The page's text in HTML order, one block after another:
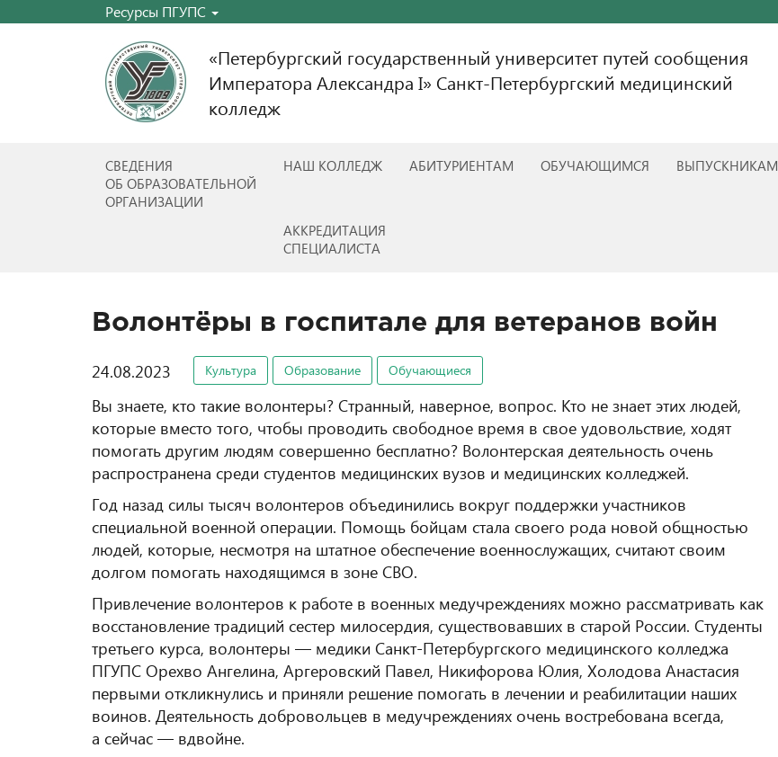
Ресурсы ПГУПС
«Петербургский государственный университет путей сообщения
Императора Александра I» Санкт-Петербургский медицинский
колледж
СВЕДЕНИЯ
ОБ ОБРАЗОВАТЕЛЬНОЙ
ОРГАНИЗАЦИИ
НАШ КОЛЛЕДЖ АБИТУРИЕНТАМ ОБУЧАЮЩИМСЯ ВЫПУСКНИКАМ
АККРЕДИТАЦИЯ
СПЕЦИАЛИСТА
Волонтёры в госпитале для ветеранов войн
24.08.2023 Культура Образование Обучающиеся
Вы знаете, кто такие волонтеры? Странный, наверное, вопрос. Кто не знает этих людей,
которые вместо того, чтобы проводить свободное время в свое удовольствие, ходят
помогать другим людям совершенно бесплатно? Волонтерская деятельность очень
распространена среди студентов медицинских вузов и медицинских колледжей.
Год назад силы тысяч волонтеров объединились вокруг поддержки участников
специальной военной операции. Помощь бойцам стала своего рода новой общностью
людей, которые, несмотря на штатное обеспечение военнослужащих, считают своим
долгом помогать находящимся в зоне СВО.
Привлечение волонтеров к работе в военных медучреждениях можно рассматривать как
восстановление традиций сестер милосердия, существовавших в старой России. Студенты
третьего курса, волонтеры — медики Санкт-Петербургского медицинского колледжа
ПГУПС Орехво Ангелина, Аргеровский Павел, Никифорова Юлия, Холодова Анастасия
первыми откликнулись и приняли решение помогать в лечении и реабилитации наших
воинов. Деятельность добровольцев в медучреждениях очень востребована всегда,
а сейчас — вдвойне.